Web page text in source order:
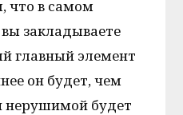
что в самом
закладываете
главный элемент
он будет, чем
нерушимой будет